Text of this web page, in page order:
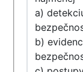
a)
b)